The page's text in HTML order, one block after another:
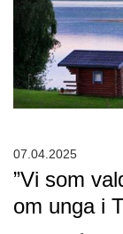
”Vi som
om unga i
07.04.2025